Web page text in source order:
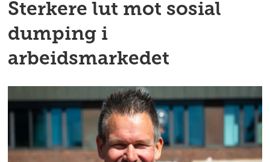
Sterkere lut mot sosial
dumping i
arbeidsmarkedet